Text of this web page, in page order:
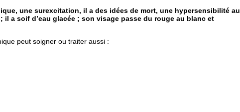
une surexcitation, il a des idées de mort, une hypersensibilité au
a soif d’eau glacée ; son visage passe du rouge au blanc et
peut soigner ou traiter aussi :